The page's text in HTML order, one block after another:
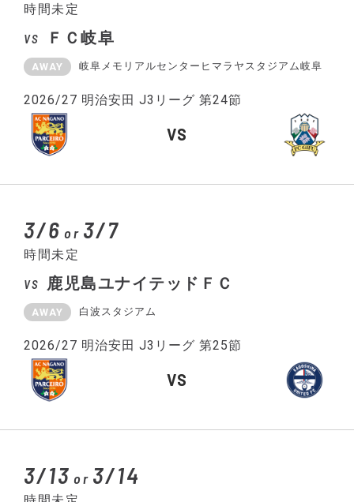
時間未定
VS ＦＣ岐阜
AWAY 岐阜メモリアルセンターヒマラヤスタジアム岐阜
2026/27 明治安田 J3リーグ 第24節
VS
3/6 or 3/7
時間未定
VS 鹿児島ユナイテッドＦＣ
AWAY 白波スタジアム
2026/27 明治安田 J3リーグ 第25節
VS
3/13 or 3/14